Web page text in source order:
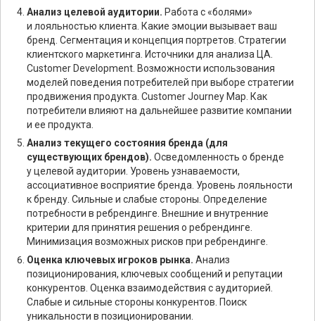
Анализ целевой аудитории. Работа с «болями»
и лояльностью клиента. Какие эмоции вызывает ваш
бренд. Сегментация и концепция портретов. Стратегии
клиентского маркетинга. Источники для анализа ЦА.
Customer Development. Возможности использования
моделей поведения потребителей при выборе стратегии
продвижения продукта. Customer Journey Map. Как
потребители влияют на дальнейшее развитие компании
и ее продукта.
Анализ текущего состояния бренда (для
существующих брендов). Осведомленность о бренде
у целевой аудитории. Уровень узнаваемости,
ассоциативное восприятие бренда. Уровень лояльности
к бренду. Сильные и слабые стороны. Определение
потребности в ребрендинге. Внешние и внутренние
критерии для принятия решения о ребрендинге.
Минимизация возможных рисков при ребрендинге.
Оценка ключевых игроков рынка. Анализ
позиционирования, ключевых сообщений и репутации
конкурентов. Оценка взаимодействия с аудиторией.
Слабые и сильные стороны конкурентов. Поиск
уникальности в позиционировании.